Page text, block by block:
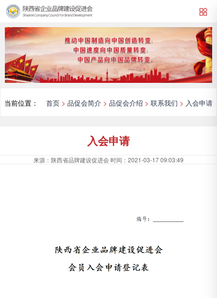
当前位置： 首页 > 品促会简介 > 品促会介绍 > 联系我们 > 入会申请
入会申请
来源： 陕西省品牌建设促进会时间： 2021-03-17 09:03:49